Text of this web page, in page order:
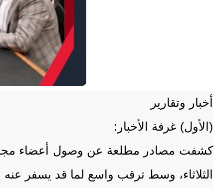
أخبار وتقارير
(الأول) غرفة الأخبار:
كشفت مصادر مطلعة عن وصول أعضاء مجلس
الثلاثاء، وسط ترقب واسع لما قد يسفر عنه